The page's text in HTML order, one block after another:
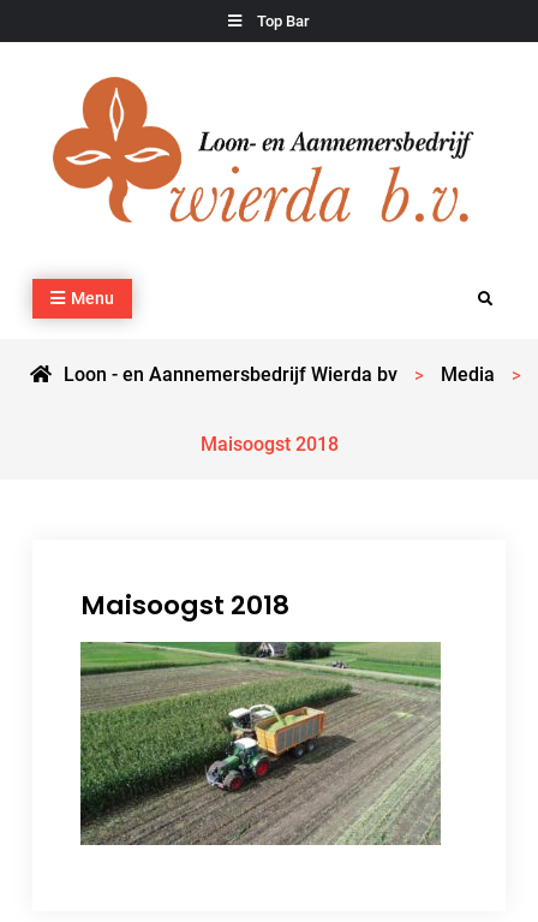
to
Top Bar
Loon – en Aannemersbedrijf Wierda bv
Kraan- en machineverhuur, agrarisch werk, grondverzet,
cultuurtechnisch werk en transport
Menu Search
Loon - en Aannemersbedrijf Wierda bv > Media >
Maisoogst 2018
Maisoogst 2018